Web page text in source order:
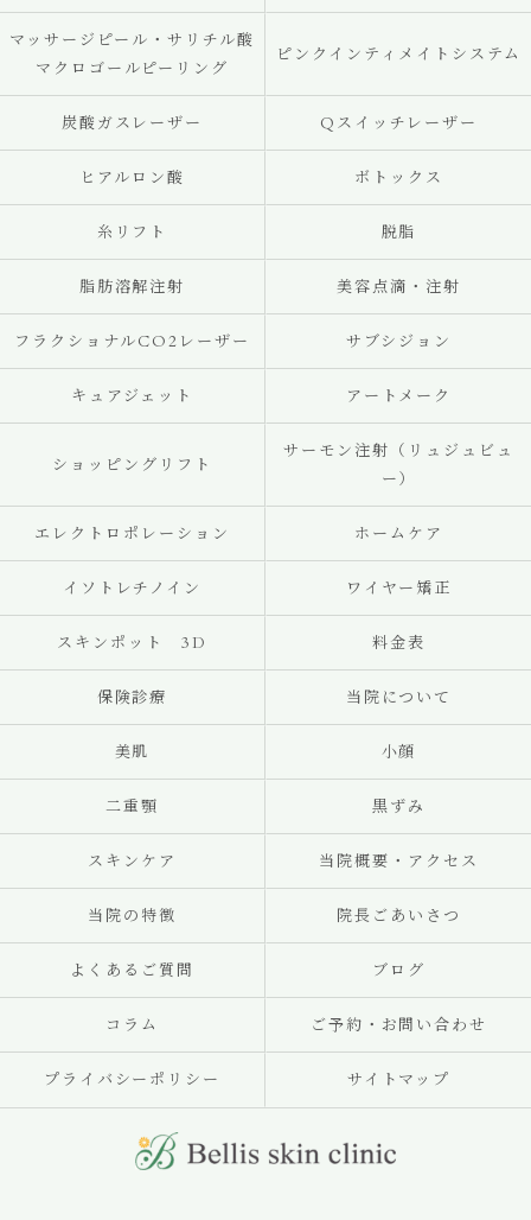
マッサージピール・サリチル酸
マクロゴールピーリング
ピンクインティメイトシステム
炭酸ガスレーザー Qスイッチレーザー
ヒアルロン酸 ボトックス
糸リフト 脱脂
脂肪溶解注射 美容点滴・注射
フラクショナルCO2レーザー サブシジョン
キュアジェット アートメーク
ショッピングリフト
サーモン注射（リュジュビュ
ー）
エレクトロポレーション ホームケア
イソトレチノイン ワイヤー矯正
スキンポット 3D 料金表
保険診療 当院について
美肌 小顔
二重顎 黒ずみ
スキンケア 当院概要・アクセス
当院の特徴 院長ごあいさつ
よくあるご質問 ブログ
コラム ご予約・お問い合わせ
プライバシーポリシー サイトマップ